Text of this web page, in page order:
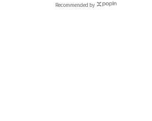
Recommended by